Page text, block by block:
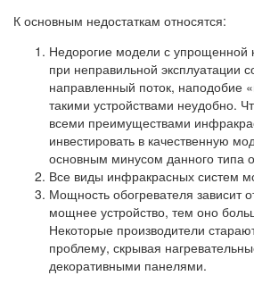
К основным недостаткам относятся:
Недорогие модели с упрощенной
при неправильной эксплуатации
направленный поток, наподобие
такими устройствами неудобно.
всеми преимуществами
инвестировать в качественную
основным минусом данного типа
Все виды инфракрасных систем
Мощность обогревателя зависит
мощнее устройство, тем оно
Некоторые производители
проблему, скрывая
декоративными панелями.